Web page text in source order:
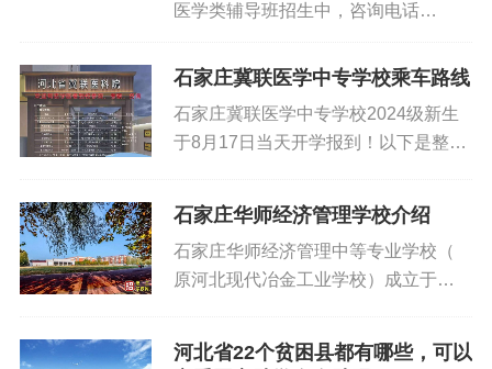
医学类辅导班招生中，咨询电话
象：河北户籍，对口类招收中等职业学
业学校及技工学校的医药卫生类专业毕
业生；单招类招收高中（同等学力）及
时，请携带本人身份证、户口本、毕业
证书等有效证件。 招生计划：800
人 ...
石家庄冀联医学中专学校乘车路线
石家庄冀联医学中专学校2024级新生
于8月17日当天开学报到！以下是整理
公交117路/13路/20路/1环1路/8路，市
交通运输局（二中）换乘站76 路，“冀
联医学中专”站下车； 2.石家庄站
通运输局，换乘站76 路，“冀联医学中
石家庄华师经济管理学校介绍
石家庄华师经济管理中等专业学校（
原河北现代冶金工业学校）成立于
省教育厅、石家庄教育局批准面向全国
河北省22个贫困县都有哪些，可以